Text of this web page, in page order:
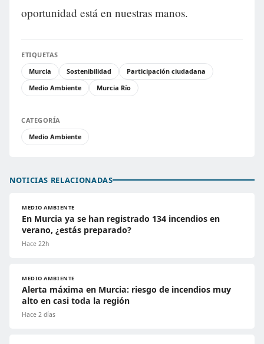
oportunidad está en nuestras manos.
ETIQUETAS
Murcia
Sostenibilidad
Participación ciudadana
Medio Ambiente
Murcia Río
CATEGORÍA
Medio Ambiente
NOTICIAS RELACIONADAS
MEDIO AMBIENTE
En Murcia ya se han registrado 134 incendios en
verano, ¿estás preparado?
Hace 22h
MEDIO AMBIENTE
Alerta máxima en Murcia: riesgo de incendios muy
alto en casi toda la región
Hace 2 días